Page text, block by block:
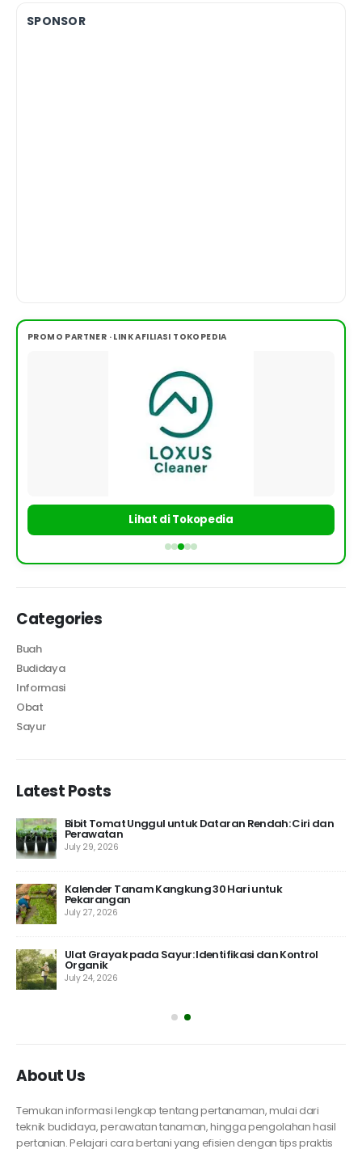
SPONSOR
PROMO PARTNER · LINK AFILIASI TOKOPEDIA
Lihat di Tokopedia
Categories
Buah
Budidaya
Informasi
Obat
Sayur
Latest Posts
Bibit Tomat Unggul untuk Dataran Rendah: Ciri dan
Perawatan
July 29, 2026
Kalender Tanam Kangkung 30 Hari untuk
Pekarangan
July 27, 2026
Ulat Grayak pada Sayur: Identifikasi dan Kontrol
Organik
July 24, 2026
About Us
Temukan informasi lengkap tentang pertanaman, mulai dari
teknik budidaya, perawatan tanaman, hingga pengolahan hasil
pertanian. Pelajari cara bertani yang efisien dengan tips praktis